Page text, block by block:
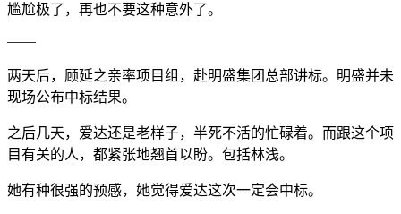
尴尬极了，再也不要这种意外了。
——
两天后，顾延之亲率项目组，赴明盛集团总部讲标。明盛并未
现场公布中标结果。
之后几天，爱达还是老样子，半死不活的忙碌着。而跟这个项
目有关的人，都紧张地翘首以盼。包括林浅。
她有种很强的预感，她觉得爱达这次一定会中标。